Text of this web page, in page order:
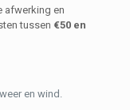
afwerking en
tussen €50 en
en wind.